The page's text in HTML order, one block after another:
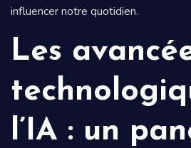
influencer notre quotidien.
Les
l’IA : un